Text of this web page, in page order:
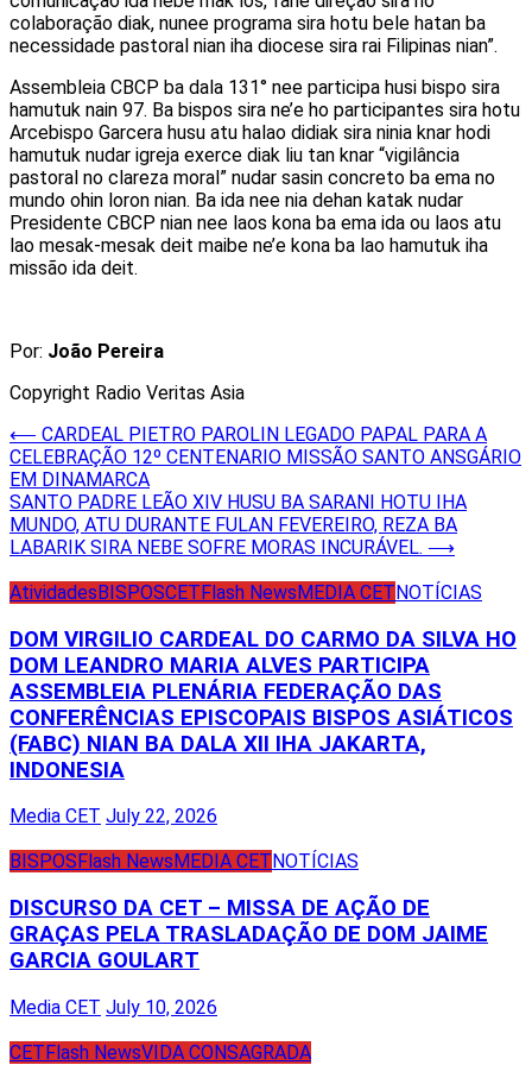
colaboração diak, nunee programa sira hotu bele hatan ba
necessidade pastoral nian iha diocese sira rai Filipinas nian”.
Assembleia CBCP ba dala 131° nee participa husi bispo sira
hamutuk nain 97. Ba bispos sira ne’e ho participantes sira hotu
Arcebispo Garcera husu atu halao didiak sira ninia knar hodi
hamutuk nudar igreja exerce diak liu tan knar “vigilância
pastoral no clareza moral” nudar sasin concreto ba ema no
mundo ohin loron nian. Ba ida nee nia dehan katak nudar
Presidente CBCP nian nee laos kona ba ema ida ou laos atu
lao mesak-mesak deit maibe ne’e kona ba lao hamutuk iha
missão ida deit.
Por: João Pereira
Copyright Radio Veritas Asia
Post
navigation
⟵ CARDEAL PIETRO PAROLIN LEGADO PAPAL PARA A
CELEBRAÇÃO 12º CENTENARIO MISSÃO SANTO ANSGÁRIO
EM DINAMARCA
SANTO PADRE LEÃO XIV HUSU BA SARANI HOTU IHA
MUNDO, ATU DURANTE FULAN FEVEREIRO, REZA BA
LABARIK SIRA NEBE SOFRE MORAS INCURÁVEL. ⟶
AtividadesBISPOSCETFlash NewsMEDIA CETNOTÍCIAS
DOM VIRGILIO CARDEAL DO CARMO DA SILVA HO
DOM LEANDRO MARIA ALVES PARTICIPA
ASSEMBLEIA PLENÁRIA FEDERAÇÃO DAS
CONFERÊNCIAS EPISCOPAIS BISPOS ASIÁTICOS
(FABC) NIAN BA DALA XII IHA JAKARTA,
INDONESIA
Media CET July 22, 2026
BISPOS Flash News MEDIA CET NOTÍCIAS
DISCURSO DA CET – MISSA DE AÇÃO DE
GRAÇAS PELA TRASLADAÇÃO DE DOM JAIME
GARCIA GOULART
Media CET July 10, 2026
CETFlash NewsVIDA CONSAGRADA